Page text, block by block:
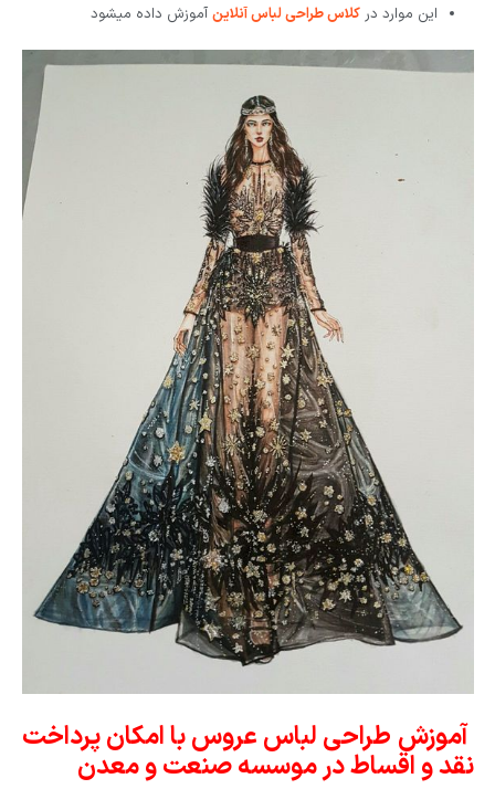
این موارد در کلاس طراحی لباس آنلاین آموزش داده میشود
آموزش طراحی لباس عروس با امکان پرداخت
نقد و اقساط در موسسه صنعت و معدن